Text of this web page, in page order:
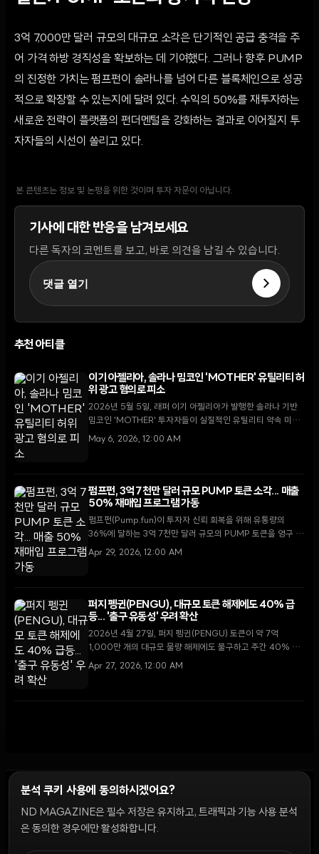
3억 7,000만 달러 규모의 대규모 소각은 단기적인 공급 충격을 주
어 가격 하방 경직성을 확보하는 데 기여했다. 그러나 향후 PUMP
의 진정한 가치는 펌프펀이 솔라나를 넘어 다른 블록체인으로 성공
적으로 확장할 수 있는지에 달려 있다. 수익의 50%를 재투자하는
새로운 전략이 플랫폼의 펀더멘털을 강화하는 결과로 이어질지 투
자자들의 시선이 쏠리고 있다.
본 콘텐츠는 정보 및 논평을 위한 것이며 투자 자문이 아닙니다.
기사에 대한 반응을 남겨보세요
다른 독자의 코멘트를 보고, 바로 의견을 남길 수 있습니다.
댓글 열기
추천 아티클
이기 아젤리아, 솔라나 밈코인 'MOTHER' 유틸리티 허
위 광고 혐의로 피소
2026년 5월 5일, 래퍼 이기 아젤리아가 발행한 솔라나 기반
밈코인 'MOTHER' 투자자들이 실질적인 유틸리티 약속 미이
행을 근거로 소송을 제기했다. 케이틀린 제너의 소송 기각 직후
May 6, 2026, 12:00 AM
펌프펀, 3억 7천만 달러 규모 PUMP 토큰 소각... 매출
50% 재매입 프로그램 가동
펌프펀(Pump.fun)이 투자자 신뢰 회복을 위해 유통량의
36%에 달하는 3억 7천만 달러 규모의 PUMP 토큰을 영구 소
각했다. 이와 함께 향후 플랫폼 매출의 50%를 토큰 재매입과
Apr 29, 2026, 12:00 AM
퍼지 펭귄(PENGU), 대규모 토큰 해제에도 40% 급
등... '출구 유동성' 우려 확산
2026년 4월 27일, 퍼지 펭귄(PENGU) 토큰이 약 7억
1,000만 개의 대규모 물량 해제에도 불구하고 주간 40% 이
상의 상승세를 기록했다. 전문가들은 이러한 이례적인 랠리가
Apr 27, 2026, 12:00 AM
윤리 원칙 Discord 봇캠페인 가이드커뮤니티 랭킹
쿠키 설정
분석 쿠키 사용에 동의하시겠어요?
ND MAGAZINE은 필수 저장은 유지하고, 트래픽과 기능 사용 분석
은 동의한 경우에만 활성화합니다.